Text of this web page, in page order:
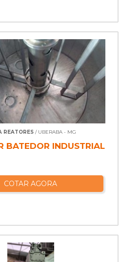
REATORES/ UBERABA - MG
BATEDOR INDUSTRIAL
COTAR AGORA